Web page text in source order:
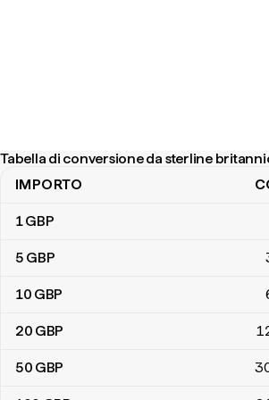
Tabella di conversione da sterline
Tabella di conversione da sterline
IMPORTO
1GBP
5 GBP
10 GBP
20 GBP
50 GBP